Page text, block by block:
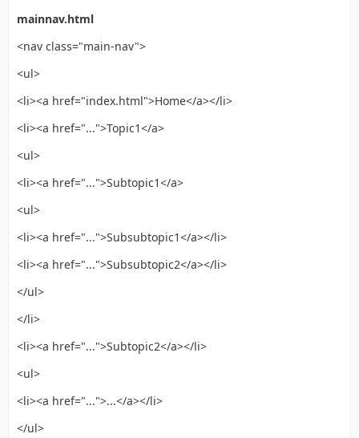
mainnav.html
<nav class="main-nav">
<ul>
<li><a href="index.html">Home</a></li>
<li><a href="...">Topic1</a>
<ul>
<li><a href="...">Subtopic1</a>
<ul>
<li><a href="...">Subsubtopic1</a></li>
<li><a href="...">Subsubtopic2</a></li>
</ul>
</li>
<li><a href="...">Subtopic2</a></li>
<ul>
<li><a href="...">...</a></li>
</ul>